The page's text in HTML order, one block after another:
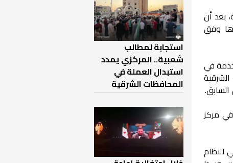
بعد أن
وفق
لتلك المستخدمة في
الشرقية
في مركز
للنظام
استجابة لمطالب
شعبية.. المركزي يمدد
استبدال العملة في
المحافظات الشرقية